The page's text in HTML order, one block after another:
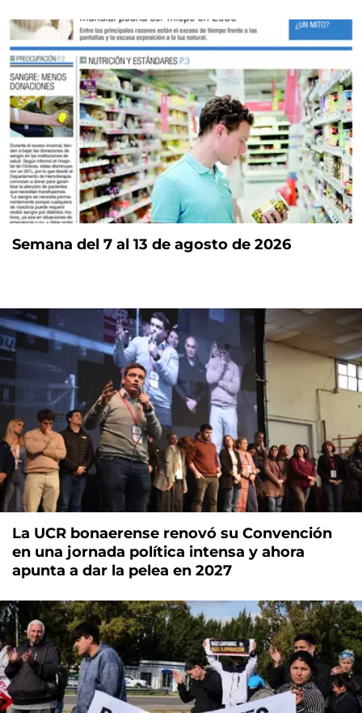
Semana del 7 al 13 de agosto de 2026
La UCR bonaerense renovó su Convención
en una jornada política intensa y ahora
apunta a dar la pelea en 2027